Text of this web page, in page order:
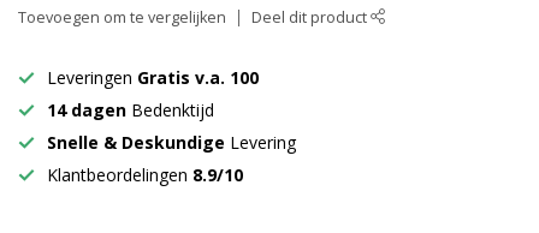
Toevoegen om te vergelijken Deel dit product
Leveringen Gratis v.a. 100
14 dagen Bedenktijd
Snelle & Deskundige Levering
Klantbeordelingen 8.9/10